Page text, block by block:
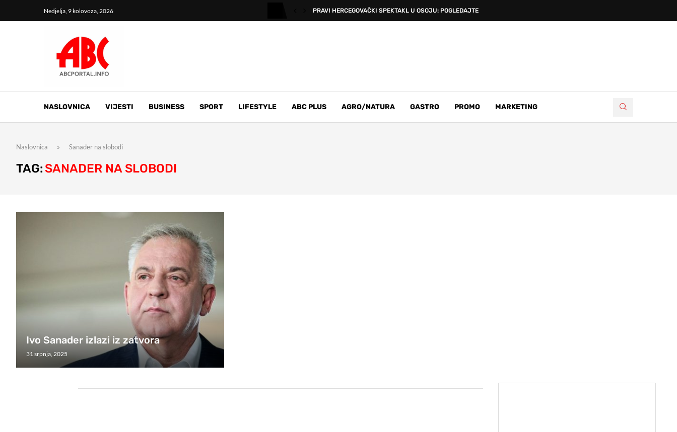
Nedjelja, 9 kolovoza, 2026 PRAVI HERCEGOVAČKI SPEKTAKL U OSOJU: POGLEDAJTE KAKO JE...
NASLOVNICA VIJESTI BUSINESS SPORT LIFESTYLE ABC PLUS AGRO/NATURA GASTRO PROMO MARKETING
Naslovnica » Sanader na slobodi
TAG: SANADER NA SLOBODI
Ivo Sanader izlazi iz zatvora
31 srpnja, 2025